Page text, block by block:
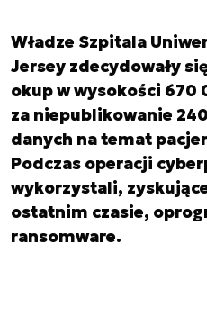
Władze Szpitala
Jersey zdecydowały
okup w wysokości 670
za niepublikowanie
danych na temat
Podczas operacji
wykorzystali,
ostatnim czasie,
ransomware.